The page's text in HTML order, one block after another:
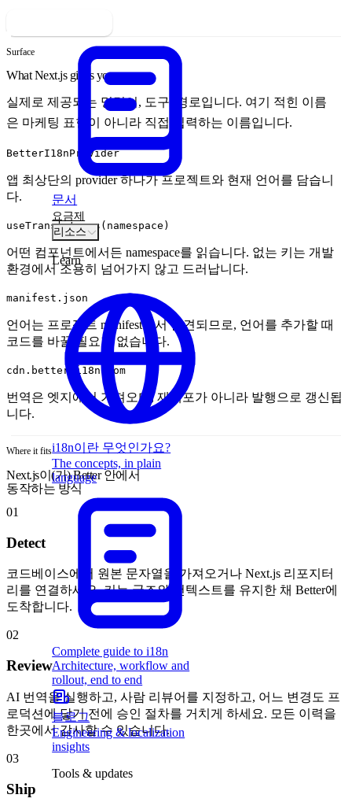
문서
요금제
리소스
Learn
i18n이란 무엇인가요?
The concepts, in plain
language
Complete guide to i18n
Architecture, workflow and
rollout, end to end
블로그
Engineering & localization
insights
Tools & updates
Surface
What Next.js gives you
실제로 제공되는 명령어, 도구, 경로입니다. 여기 적힌 이름
은 마케팅 표현이 아니라 직접 입력하는 이름입니다.
BetterI18nProvider
앱 최상단의 provider 하나가 프로젝트와 현재 언어를 담습니
다.
useTranslations(namespace)
어떤 컴포넌트에서든 namespace를 읽습니다. 없는 키는 개발
환경에서 조용히 넘어가지 않고 드러납니다.
manifest.json
언어는 프로젝트 manifest에서 발견되므로, 언어를 추가할 때
코드를 바꿀 필요가 없습니다.
cdn.better-i18n.com
번역은 엣지에서 가져오며, 재배포가 아니라 발행으로 갱신됩
니다.
Where it fits
Next.js이(가) Better 안에서
동작하는 방식
01
Detect
코드베이스에서 원본 문자열을 가져오거나 Next.js 리포지터
리를 연결하세요. 키는 국조와 컨텍스트를 유지한 채 Better에
도착합니다.
02
Review
AI 번역을 실행하고, 사람 리뷰어를 지정하고, 어느 변경도 프
로덕션에 닿기 전에 승인 절차를 거치게 하세요. 모든 이력을
한곳에서 감사할 수 있습니다.
03
Ship